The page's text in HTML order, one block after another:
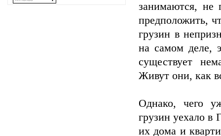
занимаются, не
предположить,
грузин в
на самом деле,
существует
Живут они, как
Однако, чего
грузин уехало
их дома и